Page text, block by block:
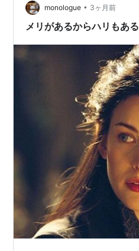
monologue • 3ヶ月前
メリがあるからハリもある